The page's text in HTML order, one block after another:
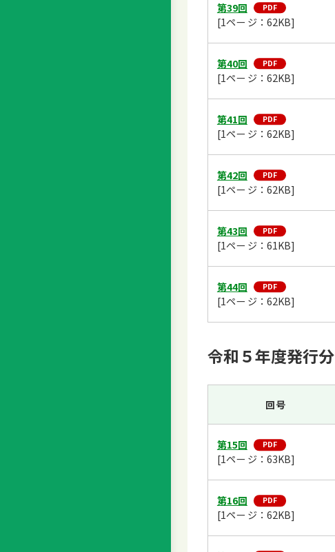
第39回
[1ペー ジ：62KB]
第40回
[1ペー ジ：62KB]
第41回
[1ペー ジ：62KB]
第42回
[1ペー ジ：62KB]
第43回
[1ペー ジ：61KB]
第44回
[1ペー ジ：62KB]
令和５年度発行分
回号
第15回
[1ペー ジ：63KB]
第16回
[1ペー ジ：62KB]